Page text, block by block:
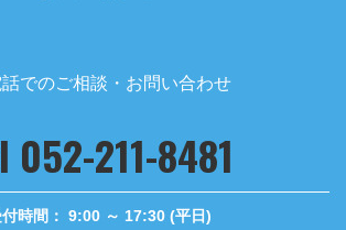
お知らせ
でのご相談・お問い合わせ
052-211-8481
時間： 9:00 ～ 17:30 (平日)